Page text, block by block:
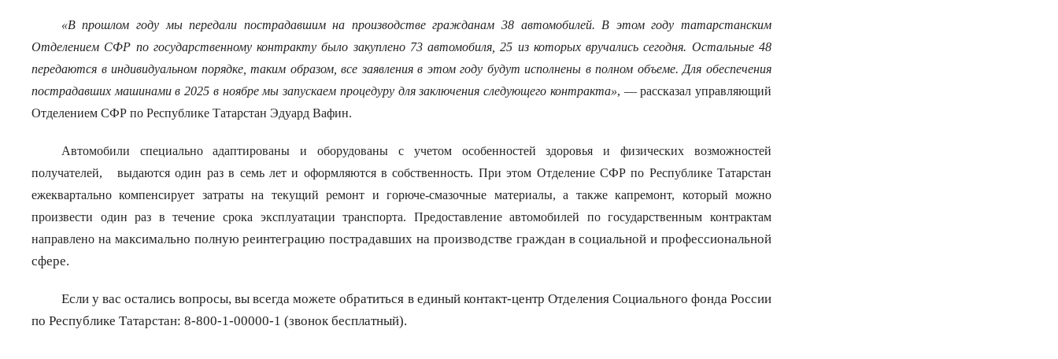
«В прошлом году мы передали пострадавшим на производстве гражданам 38 автомобилей. В этом году татарстанским
Отделением СФР по государственному контракту было закуплено 73 автомобиля, 25 из которых вручались сегодня. Остальные 48
передаются в индивидуальном порядке, таким образом, все заявления в этом году будут исполнены в полном объеме. Для обеспечения
пострадавших машинами в 2025 в ноябре мы запускаем процедуру для заключения следующего контракта», — рассказал управляющий
Отделением СФР по Республике Татарстан Эдуард Вафин.
Автомобили специально адаптированы иоборудованы с учетом особенностей здоровья и физических возможностей
получателей, выдаются один раз в семь лет и оформляются в собственность. При этом Отделение СФР по Республике Татарстан
ежеквартально компенсирует затраты на текущий ремонт и горюче-смазочные материалы, а также капремонт, который можно
произвести один раз в течение срока эксплуатации транспорта. Предоставление автомобилей по государственным контрактам
направлено на максимально полную реинтеграцию пострадавших на производстве граждан в социальной и профессиональной
сфере.
Если у вас остались вопросы, вы всегда можете обратиться в единый контакт-центр Отделения Социального фонда России
по Республике Татарстан: 8-800-1-00000-1 (звонок бесплатный).